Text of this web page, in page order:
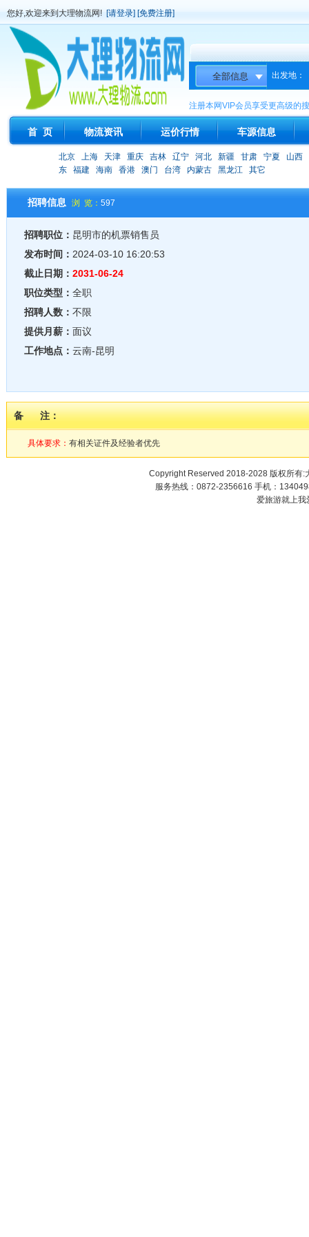
您好,欢迎来到大理物流网! [请登录] [免费注册]
出发地：
注册本网VIP会员享受更高级的
首 页 物流资讯 运价行情 车源信息
北京 上海 天津 重庆 吉林 辽宁 河北 新疆 甘肃 宁夏
山西
东
福建 海南 香港 澳门 台湾 内蒙古 黑龙江 其它
招聘信息 浏 览： 597
招聘职位： 昆明市的机票销售员
发布时间： 2024-03-10 16:20:53
截止日期： 2031-06-24
职位类型： 全职
招聘人数： 不限
提供月薪： 面议
工作地点： 云南-昆明
备 注：
具体要求： 有相关证件及经验者优先
Copyright Reserved 2018-2028 版权所有:
服务热线：0872-2356616 手机：
爱旅游就上我